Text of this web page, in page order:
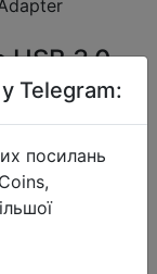
USB 3.0
Telegram:
посилань